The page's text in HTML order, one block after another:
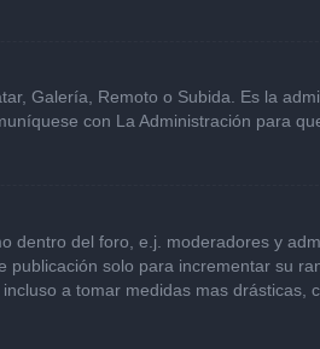
Galería, Remoto o Subida. Es la
con La Administración para
dentro del foro, e.j. moderadores y
solo para incrementar su
a tomar medidas mas drásticas,